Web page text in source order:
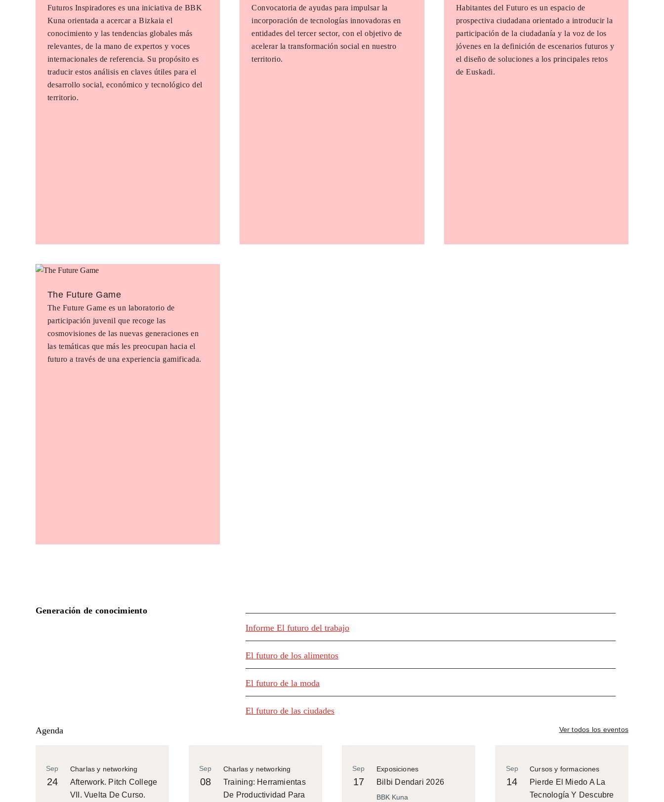
Futuros Inspiradores es una iniciativa de BBK
Kuna orientada a acercar a Bizkaia el
conocimiento y las tendencias globales más
relevantes, de la mano de expertos y voces
internacionales de referencia. Su propósito es
traducir estos análisis en claves útiles para el
desarrollo social, económico y tecnológico del
territorio.
Convocatoria de ayudas para impulsar la
incorporación de tecnologías innovadoras en
entidades del tercer sector, con el objetivo de
acelerar la transformación social en nuestro
territorio.
Habitantes del Futuro es un espacio de
prospectiva ciudadana orientado a introducir la
participación de la ciudadanía y la voz de los
jóvenes en la definición de escenarios futuros y
el diseño de soluciones a los principales retos
de Euskadi.
The Future Game
The Future Game es un laboratorio de
participación juvenil que recoge las
cosmovisiones de las nuevas generaciones en
las temáticas que más les preocupan hacia el
futuro a través de una experiencia gamificada.
Generación de conocimiento
Informe El futuro del trabajo
El futuro de los alimentos
El futuro de la moda
El futuro de las ciudades
Agenda Ver todos los eventos
Charlas y networking
Sep
24
Afterwork. Pitch College
VII. Vuelta De Curso.
Charlas y networking
Sep
08
Training: Herramientas
De Productividad Para
Exposiciones
Sep
17 Bilbi Dendari 2026
BBK Kuna
Cursos y formaciones
Sep
14
Pierde El Miedo A La
Tecnología Y Descubre